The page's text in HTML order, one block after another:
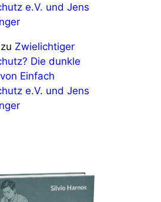
e.V. und Jens
zu Zwielichtiger
Die dunkle
Einfach
e.V. und Jens